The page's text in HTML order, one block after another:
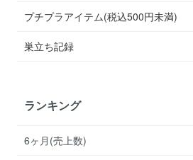
プチプラアイテム(税込500円未満)
巣立ち記録
ランキング
6ヶ月(売上数)